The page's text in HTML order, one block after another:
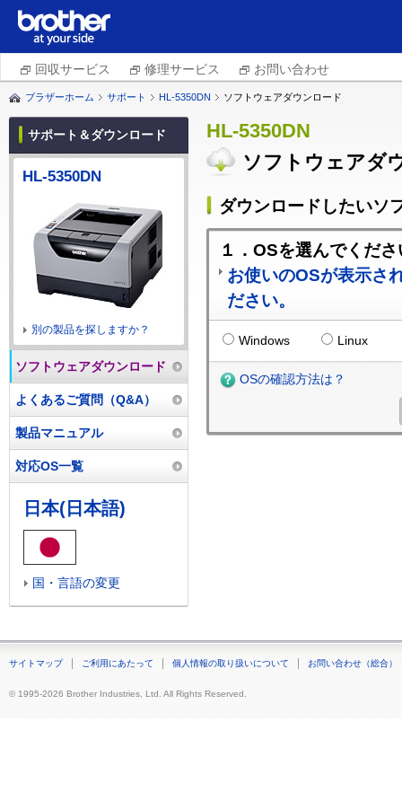
回収サービス 修理サービス お問い合わせ
ブラザーホーム サポート HL-5350DN ソフトウェアダウンロード
HL-5350DN
ソフトウェアダ
ダウンロードしたいソ
１．OSを選んでくださ
お使いのOSが表示さ
ださい。
Windows Linux
OSの確認方法は？
サポート＆ダウンロード
HL-5350DN
別の製品を探しますか？
ソフトウェアダウンロード
よくあるご質問（Q&A）
製品マニュアル
対応OS一覧
日本(日本語)
国・言語の変更
サイトマップ ご利用にあたって 個人情報の取り扱いについて お問い合わせ（総合）
© 1995-2026 Brother Industries, Ltd. All Rights Reserved.